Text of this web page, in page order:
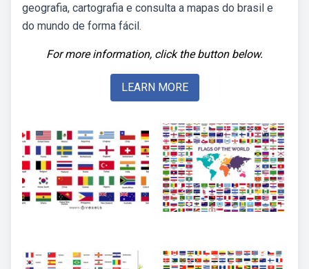
geografia, cartografia e consulta a mapas do brasil e
do mundo de forma fácil.
For more information, click the button below.
LEARN MORE